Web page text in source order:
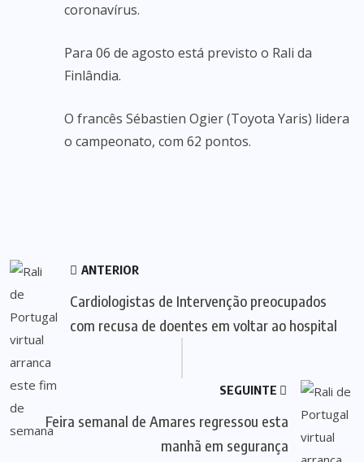
coronavírus.
Para 06 de agosto está previsto o Rali da
Finlândia.
O francês Sébastien Ogier (Toyota Yaris) lidera
o campeonato, com 62 pontos.
ANTERIOR
Cardiologistas de Intervenção preocupados
com recusa de doentes em voltar ao hospital
SEGUINTE
Feira semanal de Amares regressou esta
manhã em segurança